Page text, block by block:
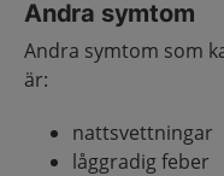
Andra symtom
Andra symtom som
är:
nattsvettningar
låggradig feber